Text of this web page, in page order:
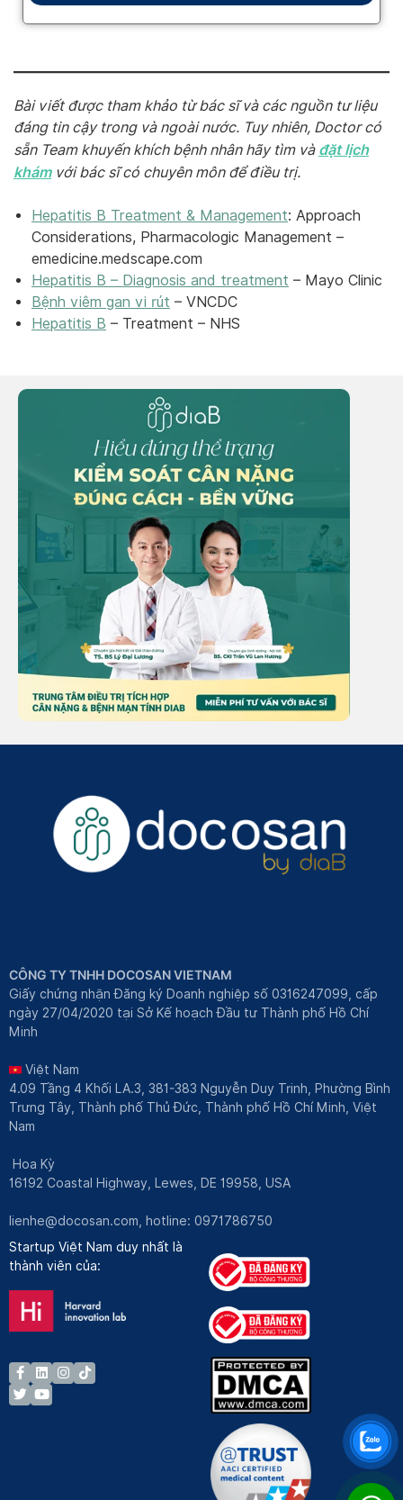
Bài viết được tham khảo từ bác sĩ và các nguồn tư liệu
đáng tin cậy trong và ngoài nước. Tuy nhiên, Doctor có
sẵn Team khuyến khích bệnh nhân hãy tìm và đặt lịch
khámvới bác sĩ có chuyên môn để điều trị.
Hepatitis B Treatment & Management: Approach
Considerations, Pharmacologic Management –
emedicine.medscape.com
Hepatitis B – Diagnosis and treatment – Mayo Clinic
Bệnh viêm gan vi rút – VNCDC
Hepatitis B – Treatment – NHS
CÔNG TY TNHH DOCOSAN VIETNAM
Giấy chứng nhận Đăng ký Doanh nghiệp số 0316247099, cấp
ngày 27/04/2020 tại Sở Kế hoạch Đầu tư Thành phố Hồ Chí
Minh
Việt Nam
4.09 Tầng 4 Khối LA.3, 381-383 Nguyễn Duy Trinh, Phường Bình
Trưng Tây, Thành phố Thủ Đức, Thành phố Hồ Chí Minh, Việt
Nam
Hoa Kỳ
16192 Coastal Highway, Lewes, DE 19958, USA
lienhe@docosan.com, hotline: 0971786750
Startup Việt Nam duy nhất là
thành viên của: